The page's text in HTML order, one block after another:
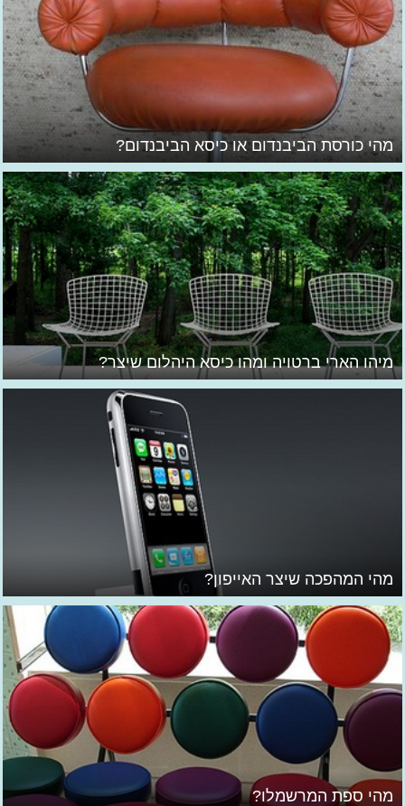
מהי כורסת הביבנדום או כיסא הביבנדום?
מיהו הארי ברטויה ומהו כיסא היהלום שיצר?
מהי המהפכה שיצר האייפון?
מהי ספת המרשמלו?